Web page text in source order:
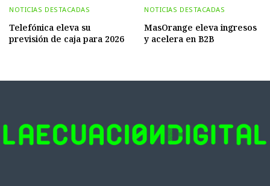
NOTICIAS DESTACADAS
Telefónica eleva su
previsión de caja para 2026
NOTICIAS DESTACADAS
MasOrange eleva ingresos
y acelera en B2B